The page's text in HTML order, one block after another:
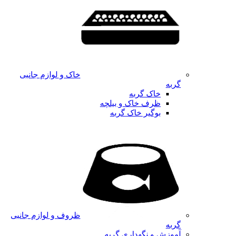
خاک و لوازم جانبی
گربه
خاک گربه
ظرف خاک و بیلچه
بوگیر خاک گربه
ظروف و لوازم جانبی
گربه